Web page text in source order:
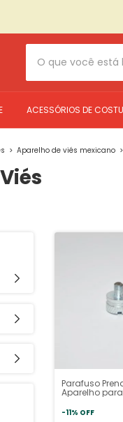
ACESSÓRIOS DE
> Aparelho de viés mexicano >
Parafuso
Aparelho
-11% OFF